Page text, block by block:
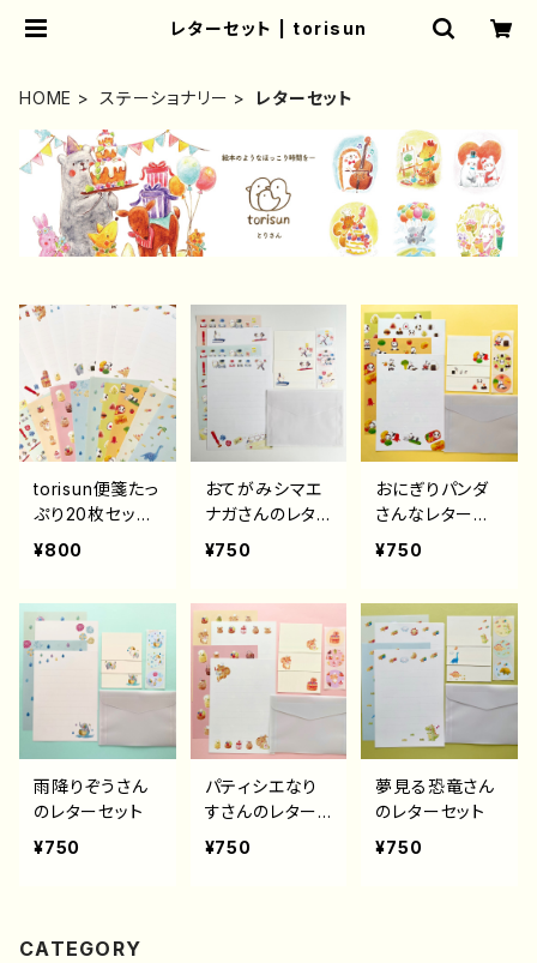
レターセット | torisun
HOME ステーショナリー レターセット
torisun便箋たっ
ぷり20枚セット
（便箋のみ）
¥800
おてがみシマエ
ナガさんのレタ
ーセット
¥750
おにぎりパンダ
さんなレターセ
ット
¥750
雨降りぞうさん
のレターセット
¥750
パティシエなり
すさんのレター
セット
¥750
夢見る恐竜さん
のレターセット
¥750
CATEGORY